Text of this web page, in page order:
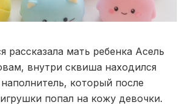
рассказала мать ребенка Асель
внутри сквиша находился
который после
попал на кожу девочки.